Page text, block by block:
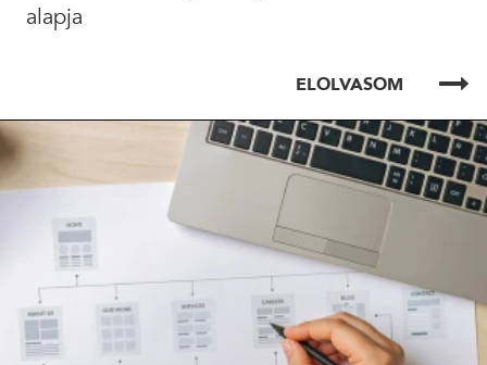
alapja
ELOLVASOM
ELOLVASOM